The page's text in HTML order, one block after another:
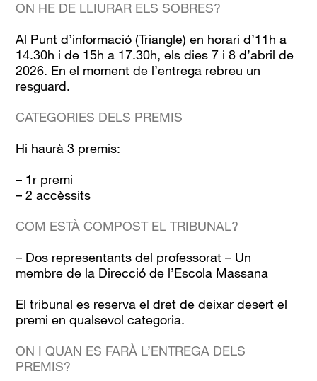
ON HE DE LLIURAR ELS SOBRES?
Al Punt d’informació (Triangle) en horari d’11h a
14.30h i de 15h a 17.30h, els dies 7 i 8 d’abril de
2026. En el moment de l’entrega rebreu un
resguard.
CATEGORIES DELS PREMIS
Hi haurà 3 premis:
– 1r premi
– 2 accèssits
COM ESTÀ COMPOST EL TRIBUNAL?
– Dos representants del professorat – Un
membre de la Direcció de l’Escola Massana
El tribunal es reserva el dret de deixar desert el
premi en qualsevol categoria.
ON I QUAN ES FARÀ L’ENTREGA DELS
PREMIS?